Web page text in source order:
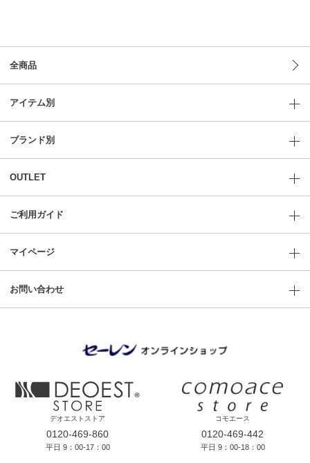
全商品
アイテム別
ブランド別
OUTLET
ご利用ガイド
マイページ
お問い合わせ
デオエストストア
0120-469-860
平日 9：00-17：00
コモエース
0120-469-442
平日 9：00-18：00